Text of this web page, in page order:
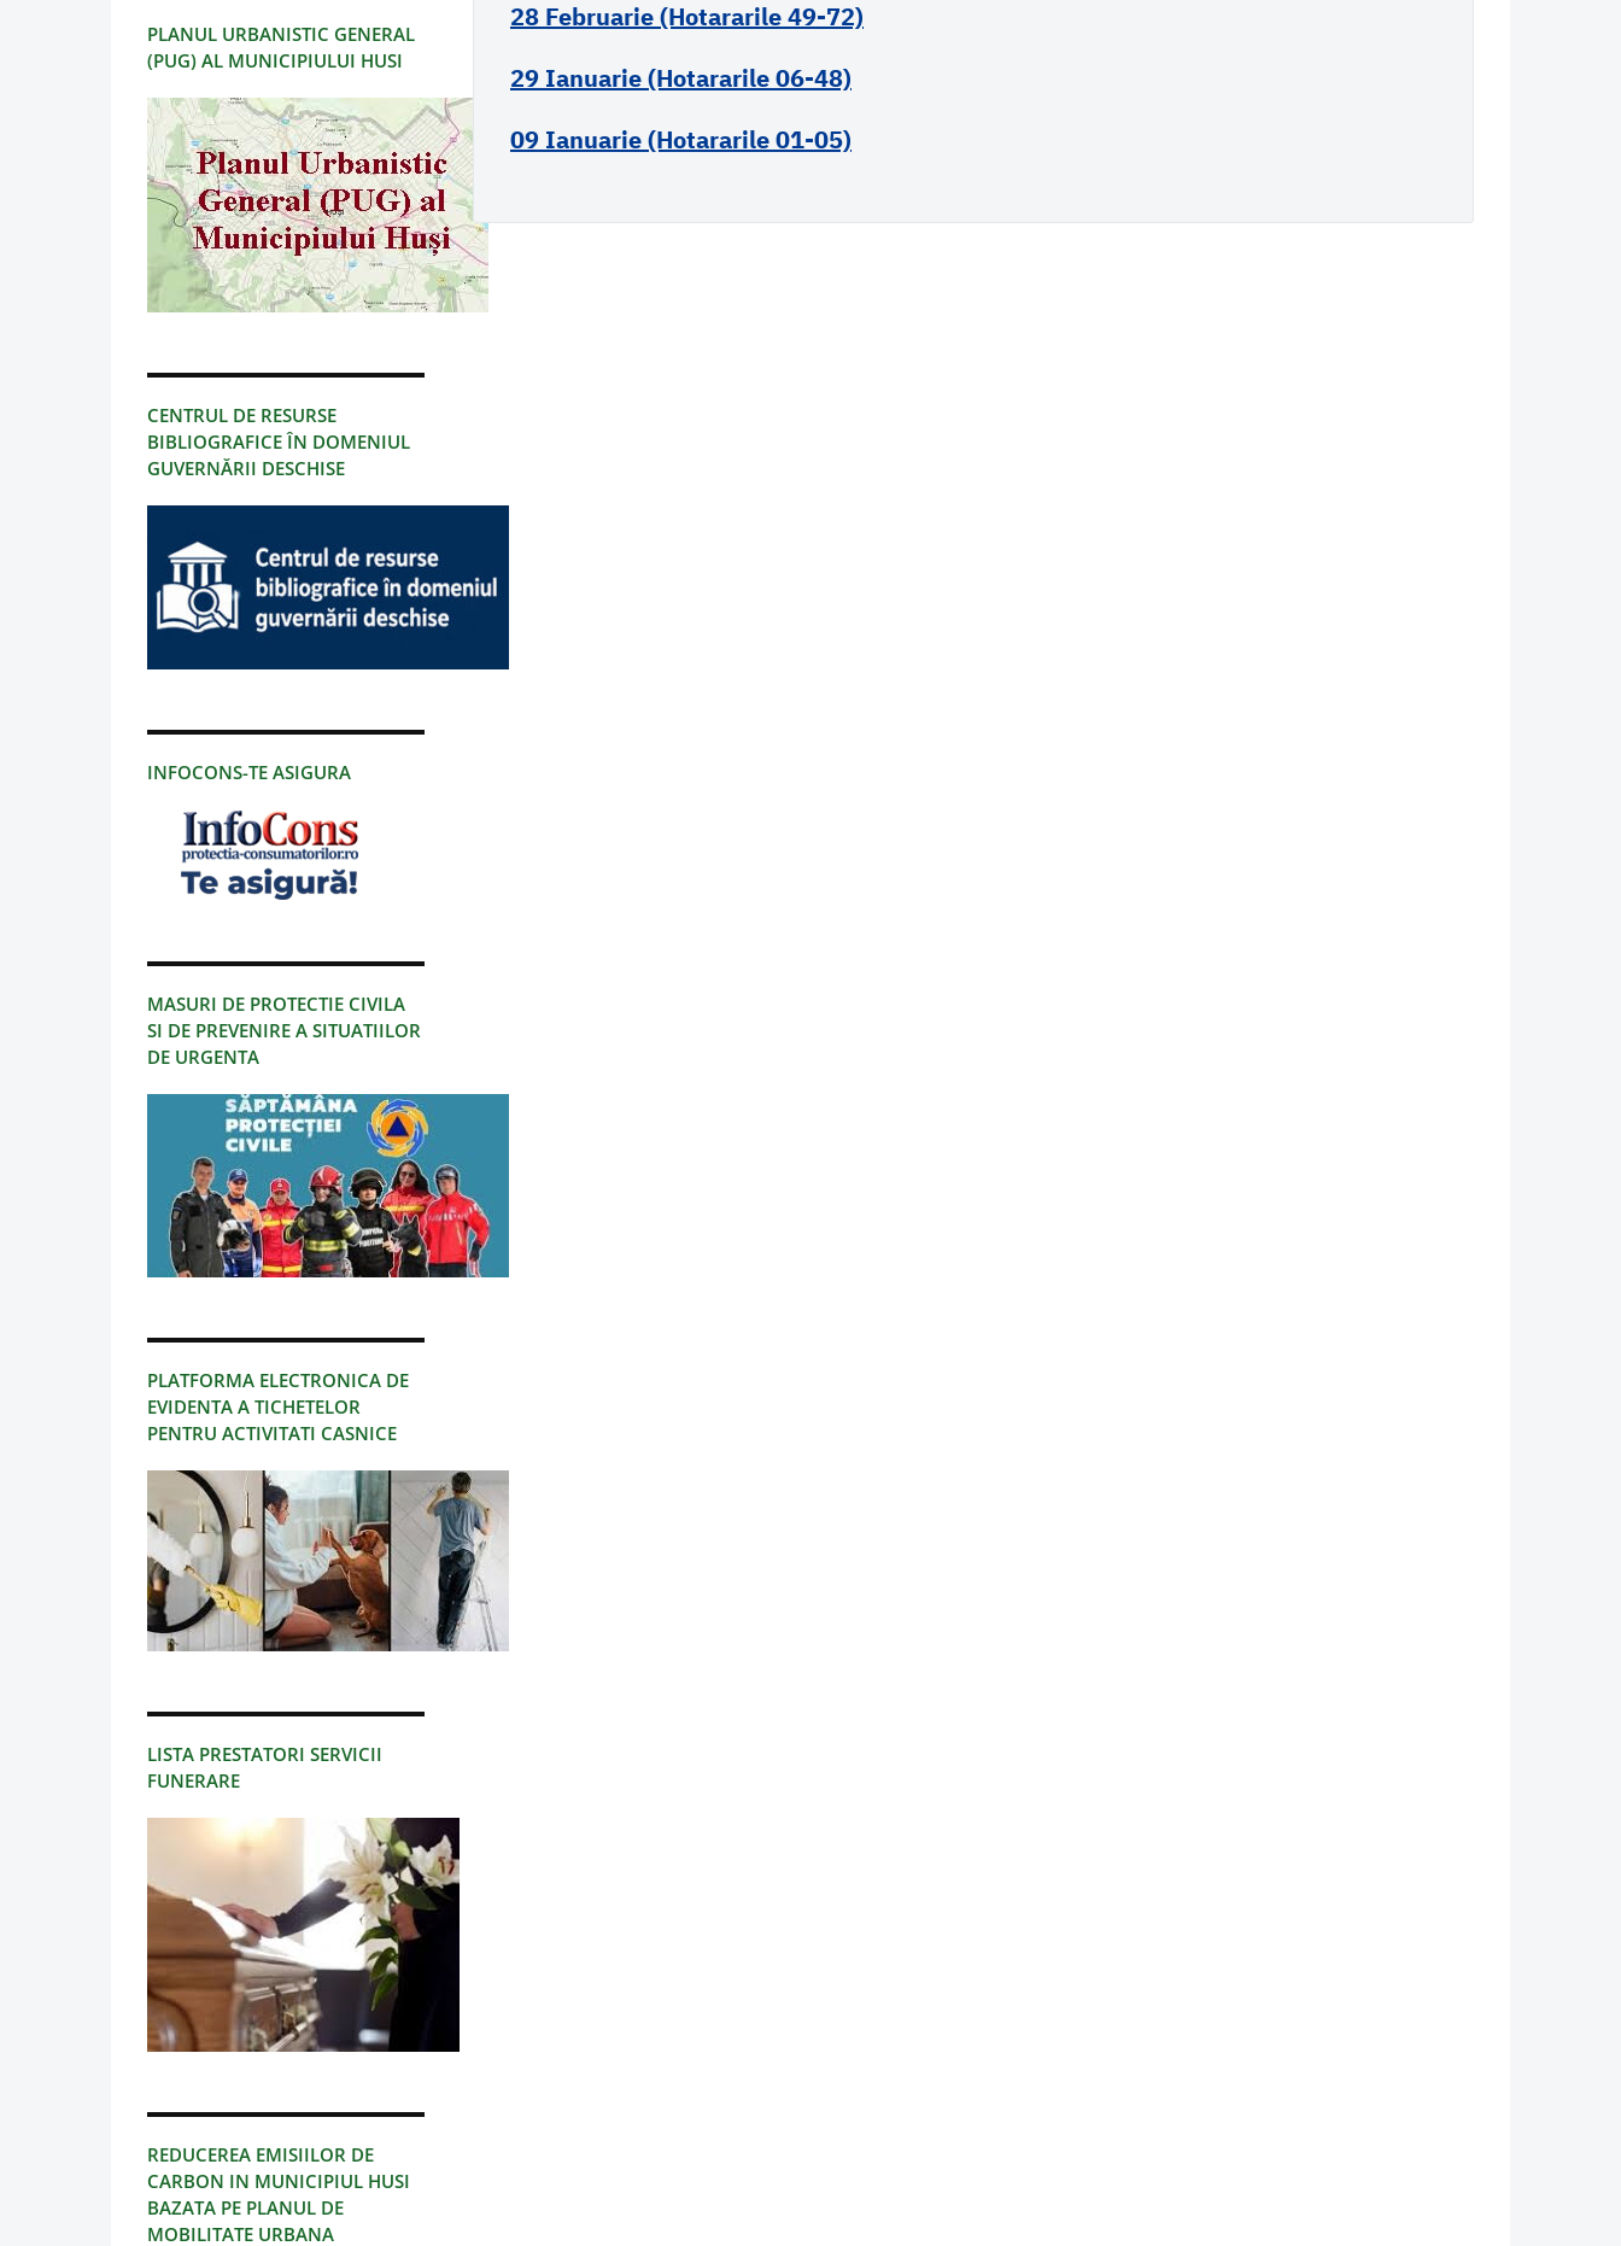
PLANUL URBANISTIC GENERAL
(PUG) AL MUNICIPIULUI HUSI
CENTRUL DE RESURSE
BIBLIOGRAFICE ÎN DOMENIUL
GUVERNĂRII DESCHISE
INFOCONS-TE ASIGURA
MASURI DE PROTECTIE CIVILA
SI DE PREVENIRE A SITUATIILOR
DE URGENTA
PLATFORMA ELECTRONICA DE
EVIDENTA A TICHETELOR
PENTRU ACTIVITATI CASNICE
LISTA PRESTATORI SERVICII
FUNERARE
REDUCEREA EMISIILOR DE
CARBON IN MUNICIPIUL HUSI
BAZATA PE PLANUL DE
MOBILITATE URBANA
28 Februarie (Hotararile 49-72)
29 Ianuarie (Hotararile 06-48)
09 Ianuarie (Hotararile 01-05)